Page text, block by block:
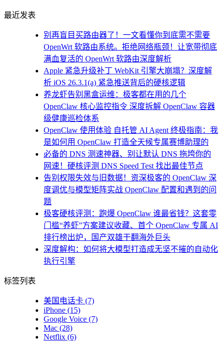
最近发表
别再盲目买路由器了！一文看懂你到底需不需要
OpenWrt 软路由系统。拒绝网络瓶颈！让宽带彻底
满血复活的 OpenWrt 软路由深度解析
Apple 紧急升级补丁 WebKit 引擎大崩塌？深度解
析 iOS 26.3.1(a) 紧急推送背后的硬核逻辑
养龙虾告别黑盒运维：极客都在用的几个
OpenClaw 核心监控指令 深度拆解 OpenClaw 容器
级健康巡检体系
OpenClaw 使用体验 自托管 AI Agent 终极指南：我
是如何用 OpenClaw 打造全天候专属赛博助理的
必备的 DNS 测速神器、别让默认 DNS 拖垮你的
网速！硬核评测 DNS Speed Test 找出最佳节点
告别权限失效与旧数据！资深极客的 OpenClaw 深
度调优与模型矩阵实战 OpenClaw 配置和遇到的问
题
极客硬核评测：跑爆 OpenClaw 谁最省钱？这套零
门槛“养虾”方案建议收藏、首个 OpenClaw 专属 AI
排行榜出炉，国产双雄干翻海外巨头
深度解构：如何将大模型打造成无坚不摧的自动化
执行引擎
标签列表
美国电话卡 (7)
iPhone (15)
Google Voice (7)
Mac (28)
Netflix (6)